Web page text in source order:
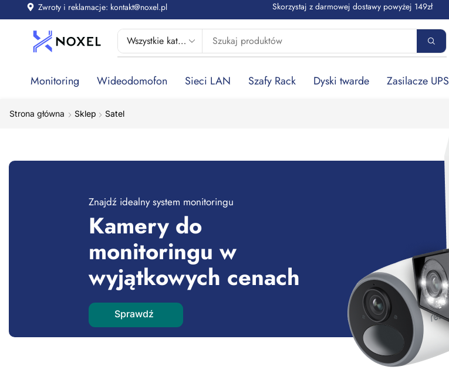
Zwroty i reklamacje: kontakt@noxel.pl Skorzystaj z darmowej dostawy powyżej 149zł
Monitoring Wideodomofon Sieci LAN Szafy Rack Dyski twarde Zasilacze UPS
Strona główna Shop Satel
Znajdź idealny system monitoringu
Kamery do
monitoringu w
wyjątkowych cenach
Sprawdź